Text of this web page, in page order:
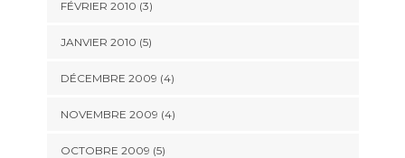
FÉVRIER 2010 (3)
JANVIER 2010 (5)
DÉCEMBRE 2009 (4)
NOVEMBRE 2009 (4)
OCTOBRE 2009 (5)